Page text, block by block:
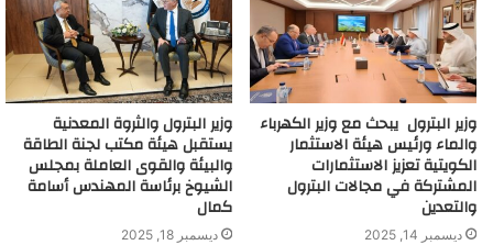
وزير البترول يبحث مع وزير الكهرباء
والماء ورئيس هيئة الاستثمار
الكويتية تعزيز الاستثمارات
المشتركة في مجالات البترول
والتعدين
ديسمبر 14, 2025
وزير البترول والثروة المعدنية
يستقبل هيئة مكتب لجنة الطاقة
والبيئة والقوى العاملة بمجلس
الشيوخ برئاسة المهندس أسامة
كمال
ديسمبر 18, 2025